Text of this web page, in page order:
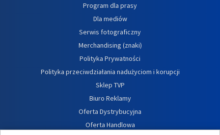
Program dla prasy
Dla mediów
Serwis fotograficzny
Merchandising (znaki)
Polityka Prywatności
Polityka przeciwdziałania nadużyciom i korupcji
Sklep TVP
Biuro Reklamy
Oferta Dystrybucyjna
Oferta Handlowa